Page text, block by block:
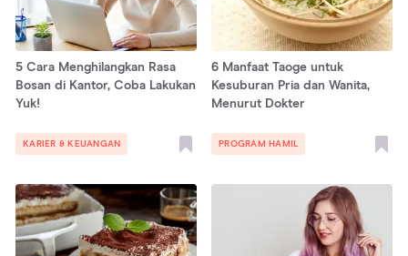
5 Cara Menghilangkan Rasa
Bosan di Kantor, Coba Lakukan
Yuk!
KARIER & KEUANGAN
6 Manfaat Taoge untuk
Kesuburan Pria dan Wanita,
Menurut Dokter
PROGRAM HAMIL